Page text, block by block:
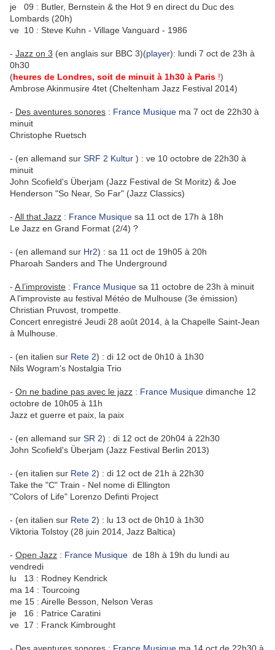
je 09 : Butler, Bernstein & the Hot 9 en direct du Duc des
Lombards (20h)
ve 10 : Steve Kuhn - Village Vanguard - 1986
- Jazz on 3 (en anglais sur BBC 3)(player): lundi 7 oct de 23h à
0h30
(heures de Londres, soit de minuit à 1h30 à Paris !)
Ambrose Akinmusire 4tet (Cheltenham Jazz Festival 2014)
- Des aventures sonores : France Musique ma 7 oct de 22h30 à
minuit
Christophe Ruetsch
- (en allemand sur SRF 2 Kultur ) : ve 10 octobre de 22h30 à
minuit
John Scofield's Überjam (Jazz Festival de St Moritz) & Joe
Henderson "So Near, So Far" (Jazz Classics)
- All that Jazz : France Musique sa 11 oct de 17h à 18h
Le Jazz en Grand Format (2/4) ?
- (en allemand sur Hr2) : sa 11 oct de 19h05 à 20h
Pharoah Sanders and The Underground
- A l’improviste : France Musique sa 11 octobre de 23h à minuit
A l'improviste au festival Météo de Mulhouse (3e émission)
Christian Pruvost, trompette.
Concert enregistré Jeudi 28 août 2014, à la Chapelle Saint-Jean
à Mulhouse.
- (en italien sur Rete 2) : di 12 oct de 0h10 à 1h30
Nils Wogram's Nostalgia Trio
- On ne badine pas avec le jazz : France Musique dimanche 12
octobre de 10h05 à 11h
Jazz et guerre et paix, la paix
- (en allemand sur SR 2) : di 12 oct de 20h04 à 22h30
John Scofield's Überjam (Jazz Festival Berlin 2013)
- (en italien sur Rete 2) : di 12 oct de 21h à 22h30
Take the "C" Train - Nel nome di Ellington
"Colors of Life" Lorenzo Definti Project
- (en italien sur Rete 2) : lu 13 oct de 0h10 à 1h30
Viktoria Tolstoy (28 juin 2014, Jazz Baltica)
- Open Jazz : France Musique de 18h à 19h du lundi au
vendredi
lu 13 : Rodney Kendrick
ma 14 : Tourcoing
me 15 : Airelle Besson, Nelson Veras
je 16 : Patrice Caratini
ve 17 : Franck Kimbrought